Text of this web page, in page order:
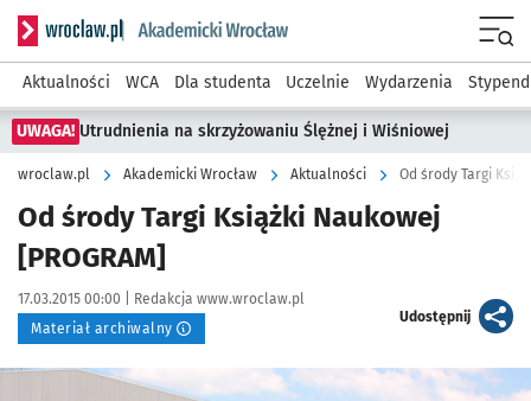
Serwis informacyjny wroclaw.pl podserwis: Akademicki
Aktualności WCA Dla studenta Uczelnie Wydarzenia
UWAGA! Utrudnienia na skrzyżowaniu Ślężnej i Wiśniowej
wroclaw.pl Akademicki Wrocław Aktualności Od środy Targi
Od środy Targi Książki Naukowej
[PROGRAM]
Data publikacji:
17.03.2015 00:00 | Autor:
Redakcja www.wroclaw.pl
Materiał archiwalny
Udostępnijartykuł
Kliknij, aby powiększyć